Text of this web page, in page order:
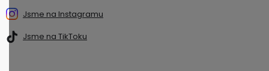
Jsme na Instagramu
Jsme na TikToku